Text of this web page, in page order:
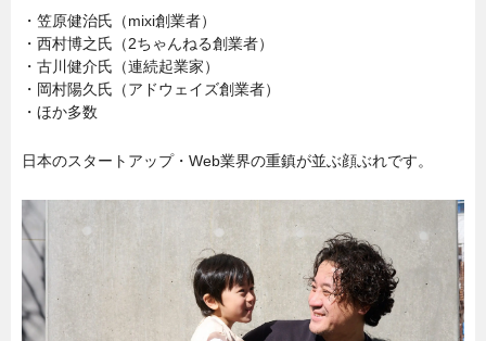
・笠原健治氏（mixi創業者）
・西村博之氏（2ちゃんねる創業者）
・古川健介氏（連続起業家）
・岡村陽久氏（アドウェイズ創業者）
・ほか多数
日本のスタートアップ・Web業界の重鎮が並ぶ顔ぶれです。